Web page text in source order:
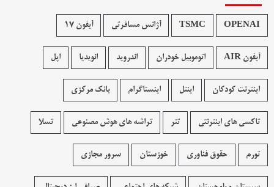
OPENAI
TSMC آژانس مسافرتی آیفون 17
آیفون AIR اتوموبیل خودران اندروید انویدیا اپل
اینترنت کودکان اینتل اینستاگرام بانک مرکزی
تاکسی های اینترنتی تتر تراشه های هوش مصنوعی تسلا
تورم حقوق فناوری خوزستان سرور مجازی